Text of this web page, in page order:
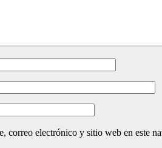
correo electrónico y sitio web en este